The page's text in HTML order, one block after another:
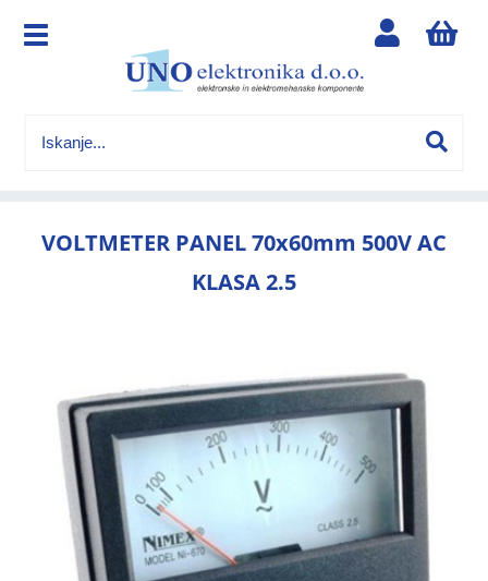
VOLTMETER PANEL 70x60mm 500V AC
KLASA 2.5